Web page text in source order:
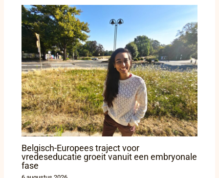
Belgisch-Europees traject voor
vredeseducatie groeit vanuit een embryonale
fase